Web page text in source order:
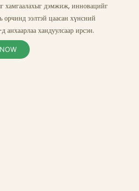
хамгаалахыг дэмжиж, инновацийг
орчинд ээлтэй цаасанхүнсний
анхаарлаа хандуулсаар ирсэн.